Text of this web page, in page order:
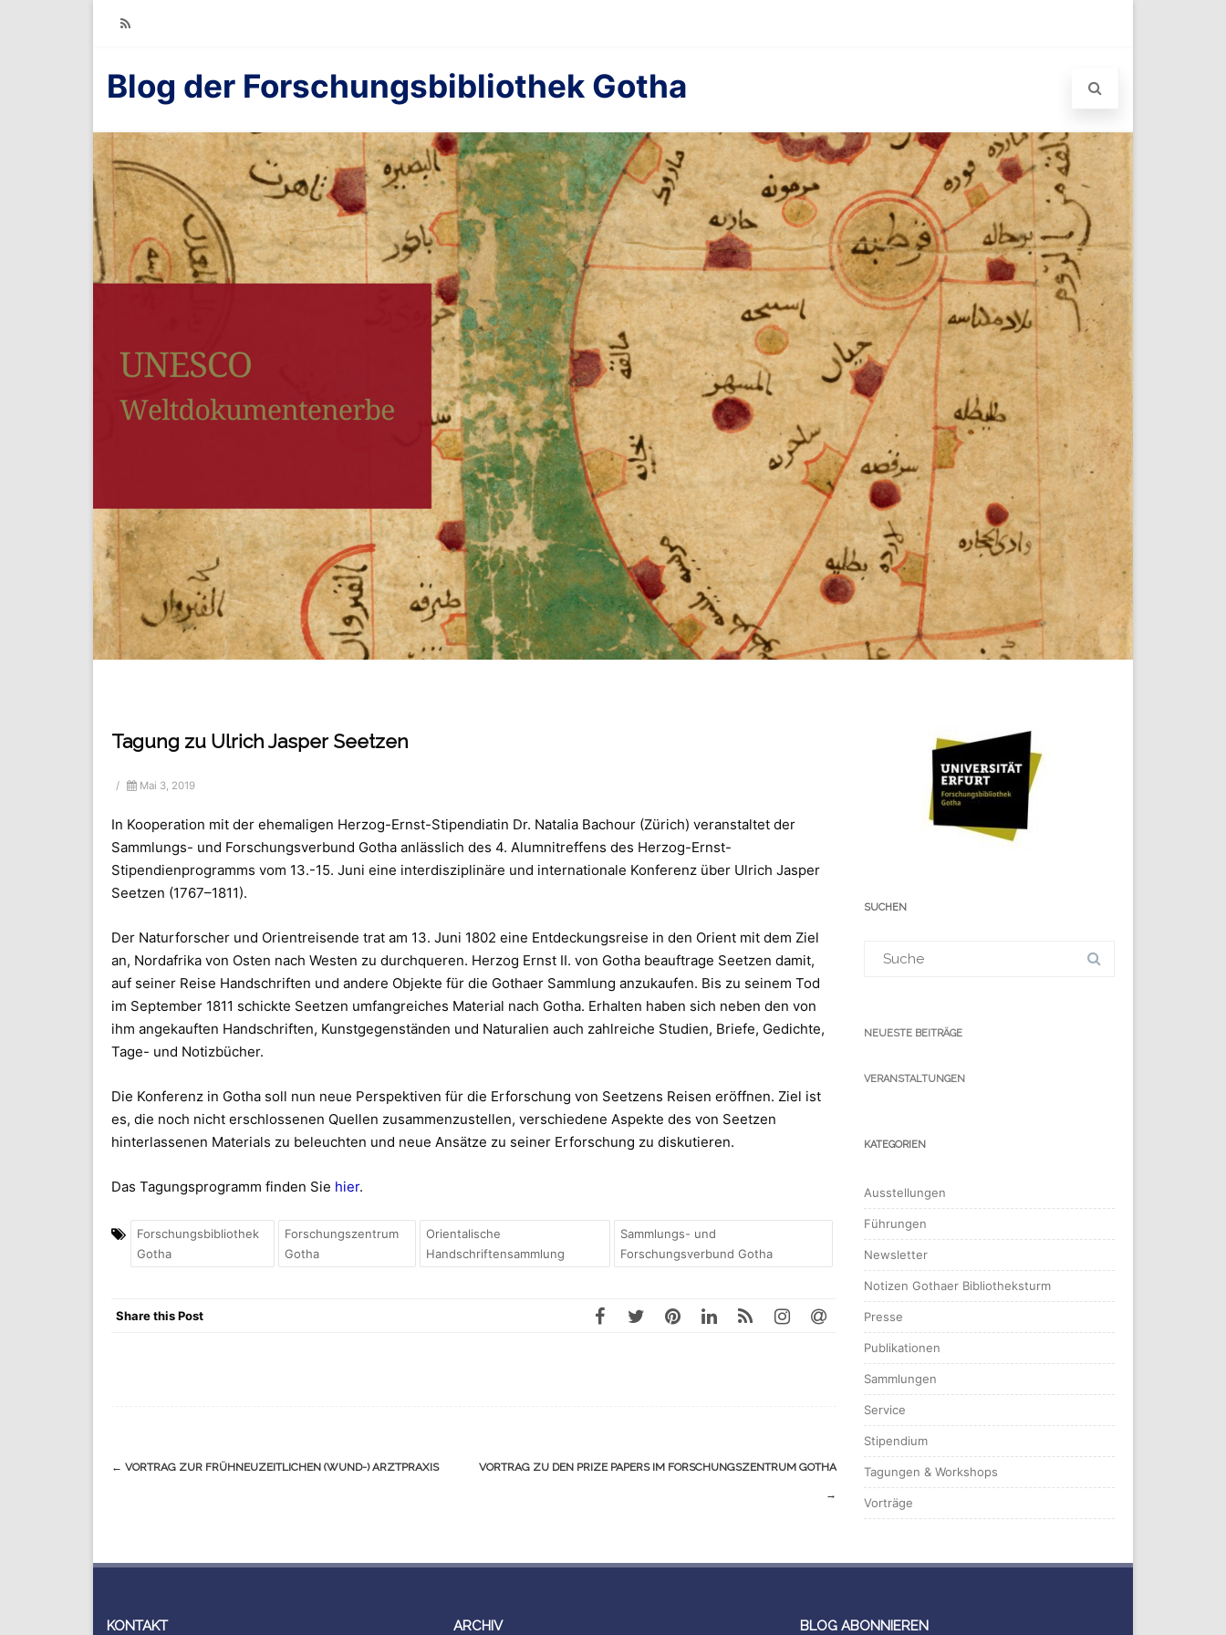
RSS
Blog der Forschungsbibliothek Gotha
Tagung zu Ulrich Jasper Seetzen
/ Mai 3, 2019
In Kooperation mit der ehemaligen Herzog-Ernst-Stipendiatin Dr. Natalia Bachour (Zürich) veranstaltet der
Sammlungs- und Forschungsverbund Gotha anlässlich des 4. Alumnitreffens des Herzog-Ernst-
Stipendienprogramms vom 13.-15. Juni eine interdisziplinäre und internationale Konferenz über Ulrich Jasper
Seetzen (1767–1811).
Der Naturforscher und Orientreisende trat am 13. Juni 1802 eine Entdeckungsreise in den Orient mit dem Ziel
an, Nordafrika von Osten nach Westen zu durchqueren. Herzog Ernst II. von Gotha beauftrage Seetzen damit,
auf seiner Reise Handschriften und andere Objekte für die Gothaer Sammlung anzukaufen. Bis zu seinem Tod
im September 1811 schickte Seetzen umfangreiches Material nach Gotha. Erhalten haben sich neben den von
ihm angekauften Handschriften, Kunstgegenständen und Naturalien auch zahlreiche Studien, Briefe, Gedichte,
Tage- und Notizbücher.
Die Konferenz in Gotha soll nun neue Perspektiven für die Erforschung von Seetzens Reisen eröffnen. Ziel ist
es, die noch nicht erschlossenen Quellen zusammenzustellen, verschiedene Aspekte des von Seetzen
hinterlassenen Materials zu beleuchten und neue Ansätze zu seiner Erforschung zu diskutieren.
Das Tagungsprogramm finden Sie hier.
Forschungsbibliothek
Gotha
Forschungszentrum
Gotha
Orientalische
Handschriftensammlung
Sammlungs- und
Forschungsverbund Gotha
Share this Post
Navigation
← VORTRAG ZUR FRÜHNEUZEITLICHEN (WUND-) ARZTPRAXIS VORTRAG ZU DEN PRIZE PAPERS IM FORSCHUNGSZENTRUM GOTHA
→
SUCHEN
für:
NEUESTE BEITRÄGE
VERANSTALTUNGEN
KATEGORIEN
Ausstellungen
Führungen
Newsletter
Notizen Gothaer Bibliotheksturm
Presse
Publikationen
Sammlungen
Service
Stipendium
Tagungen & Workshops
Vorträge
KONTAKT ARCHIV BLOG ABONNIEREN